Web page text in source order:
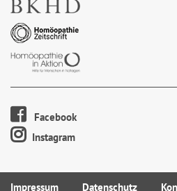
Facebook
Instagram
Impressum Datenschutz